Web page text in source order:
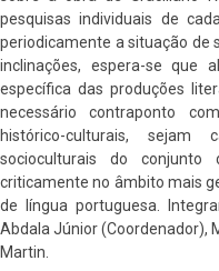
pesquisas individuais de
periodicamente a situação de
inclinações, espera-se que
específica das produções
necessário contraponto
histórico-culturais, sejam
socioculturais do
criticamente no âmbito mais
de língua portuguesa.
Abdala Júnior (Coordenador),
Martin.